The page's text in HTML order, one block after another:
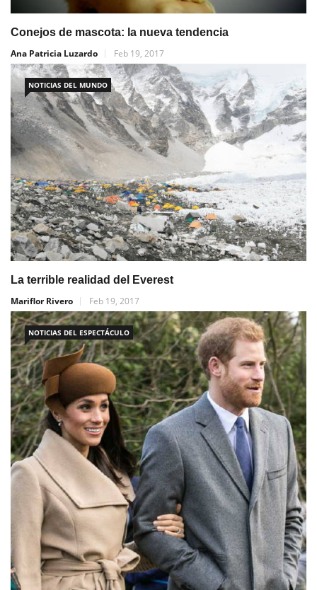
Conejos de mascota: la nueva tendencia
Ana Patricia Luzardo
Feb 19, 2017
NOTICIAS DEL MUNDO
La terrible realidad del Everest
Mariflor Rivero
Feb 19, 2017
NOTICIAS DEL ESPECTÁCULO